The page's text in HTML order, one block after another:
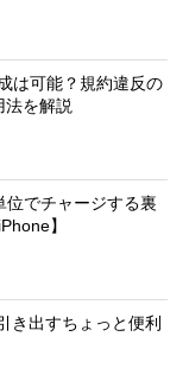
は可能？規約違反の
法を解説
位でチャージする裏
】
き出すちょっと便利